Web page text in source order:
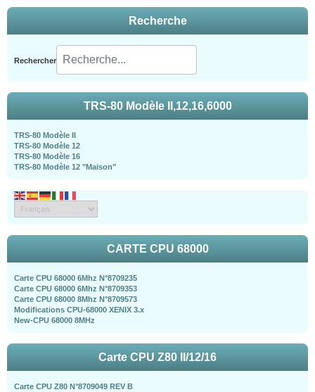
Recherche
Rechercher
TRS-80 Modèle II,12,16,6000
TRS-80 Modèle II
TRS-80 Modèle 12
TRS-80 Modèle 16
TRS-80 Modèle 12 "Maison"
CARTE CPU 68000
Carte CPU 68000 6Mhz N°8709235
Carte CPU 68000 6Mhz N°8709353
Carte CPU 68000 8Mhz N°8709573
Modifications CPU-68000 XENIX 3.x
New-CPU 68000 8MHz
Carte CPU Z80 II/12/16
Carte CPU Z80 N°8709049 REV B